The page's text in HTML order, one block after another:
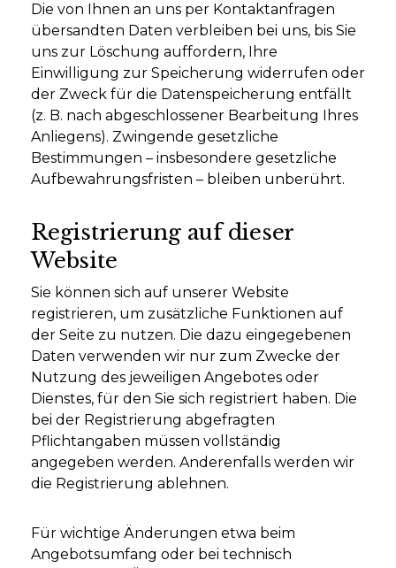
Die von Ihnen an uns per Kontaktanfragen
übersandten Daten verbleiben bei uns, bis Sie
uns zur Löschung auffordern, Ihre
Einwilligung zur Speicherung widerrufen oder
der Zweck für die Datenspeicherung entfällt
(z. B. nach abgeschlossener Bearbeitung Ihres
Anliegens). Zwingende gesetzliche
Bestimmungen – insbesondere gesetzliche
Aufbewahrungsfristen – bleiben unberührt.
Registrierung auf dieser
Website
Sie können sich auf unserer Website
registrieren, um zusätzliche Funktionen auf
der Seite zu nutzen. Die dazu eingegebenen
Daten verwenden wir nur zum Zwecke der
Nutzung des jeweiligen Angebotes oder
Dienstes, für den Sie sich registriert haben. Die
bei der Registrierung abgefragten
Pflichtangaben müssen vollständig
angegeben werden. Anderenfalls werden wir
die Registrierung ablehnen.
Für wichtige Änderungen etwa beim
Angebotsumfang oder bei technisch